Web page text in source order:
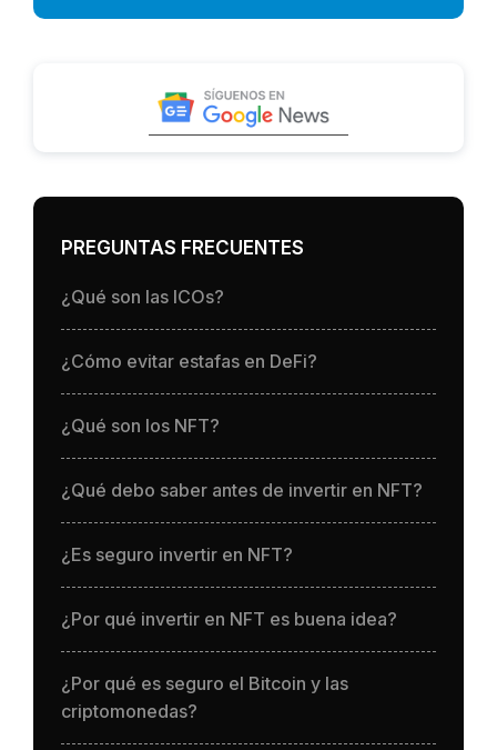
PREGUNTAS FRECUENTES
¿Qué son las ICOs?
¿Cómo evitar estafas en DeFi?
¿Qué son los NFT?
¿Qué debo saber antes de invertir en NFT?
¿Es seguro invertir en NFT?
¿Por qué invertir en NFT es buena idea?
¿Por qué es seguro el Bitcoin y las
criptomonedas?